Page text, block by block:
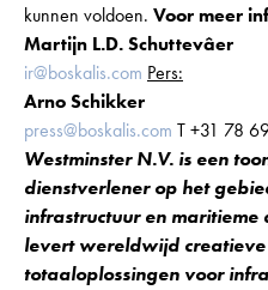
kunnen voldoen. Voor meer
Martijn L.D. Schuttevâer
ir@boskalis.com Pers:
Arno Schikker
press@boskalis.com T +31 78
Westminster N.V. is een
dienstverlener op het
infrastructuur en maritieme
levert wereldwijd
totaaloplossingen voor